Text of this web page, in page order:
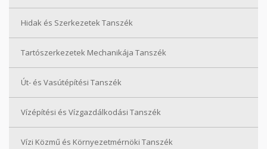
Hidak és Szerkezetek Tanszék
Tartószerkezetek Mechanikája Tanszék
Út- és Vasútépítési Tanszék
Vízépítési és Vízgazdálkodási Tanszék
Vízi Közmű és Környezetmérnöki Tanszék